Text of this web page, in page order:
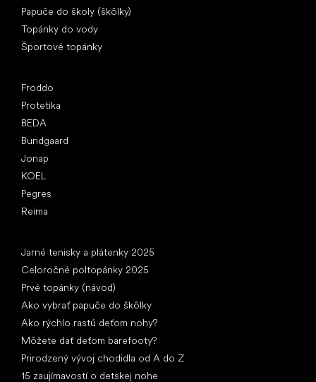
Papuče do školy (škôlky)
Topánky do vody
Športové topánky
Froddo
Protetika
BEDA
Bundgaard
Jonap
KOEL
Pegres
Reima
Jarné tenisky a plátenky 2025
Celoročné poltopánky 2025
Prvé topánky (návod)
Ako vybrať papuče do škôlky
Ako rýchlo rastú deťom nohy?
Môžete dať deťom barefooty?
Prirodzený vývoj chodidla od A do Z
15 zaujímavostí o detskej nohe